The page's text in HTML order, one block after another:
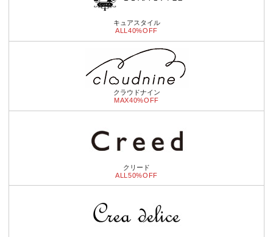
キュアスタイル
ALL40%OFF
クラウドナイン
MAX40%OFF
クリード
ALL50%OFF